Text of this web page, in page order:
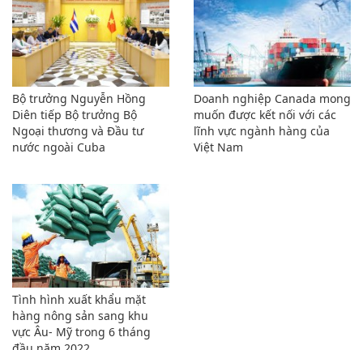
Bộ trưởng Nguyễn Hồng
Diên tiếp Bộ trưởng Bộ
Ngoại thương và Đầu tư
nước ngoài Cuba
Doanh nghiệp Canada mong
muốn được kết nối với các
lĩnh vực ngành hàng của
Việt Nam
Tình hình xuất khẩu mặt
hàng nông sản sang khu
vực Âu- Mỹ trong 6 tháng